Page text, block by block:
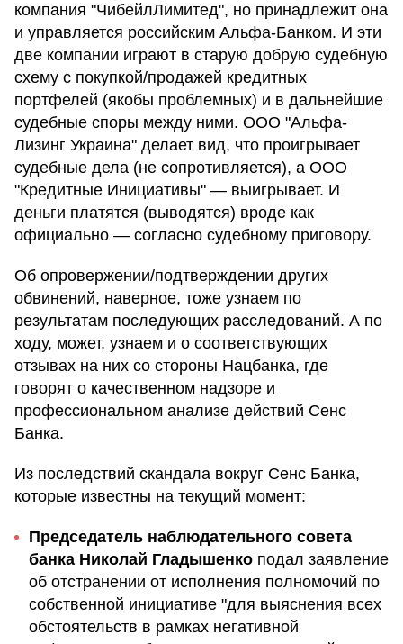
компания "ЧибейлЛимитед", но принадлежит она
и управляется российским Альфа-Банком. И эти
две компании играют в старую добрую судебную
схему с покупкой/продажей кредитных
портфелей (якобы проблемных) и в дальнейшие
судебные споры между ними. ООО "Альфа-
Лизинг Украина" делает вид, что проигрывает
судебные дела (не сопротивляется), а ООО
"Кредитные Инициативы" — выигрывает. И
деньги платятся (выводятся) вроде как
официально — согласно судебному приговору.
Об опровержении/подтверждении других
обвинений, наверное, тоже узнаем по
результатам последующих расследований. А по
ходу, может, узнаем и о соответствующих
отзывах на них со стороны Нацбанка, где
говорят о качественном надзоре и
профессиональном анализе действий Сенс
Банка.
Из последствий скандала вокруг Сенс Банка,
которые известны на текущий момент:
Председатель наблюдательного совета
банка Николай Гладышенко подал заявление
об отстранении от исполнения полномочий по
собственной инициативе "для выяснения всех
обстоятельств в рамках негативной